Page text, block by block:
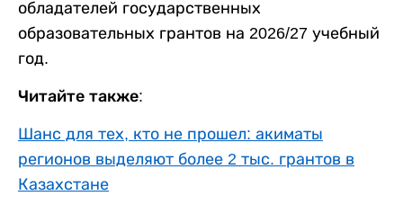
обладателей государственных
образовательных грантов на 2026/27 учебный
год.
Читайте также:
Шанс для тех, кто не прошел: акиматы
регионов выделяют более 2 тыс. грантов в
Казахстане